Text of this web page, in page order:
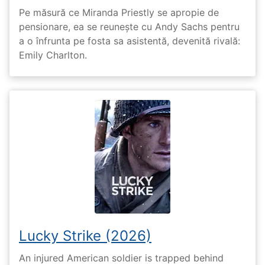
Pe măsură ce Miranda Priestly se apropie de
pensionare, ea se reunește cu Andy Sachs pentru
a o înfrunta pe fosta sa asistentă, devenită rivală:
Emily Charlton.
Lucky Strike (2026)
An injured American soldier is trapped behind